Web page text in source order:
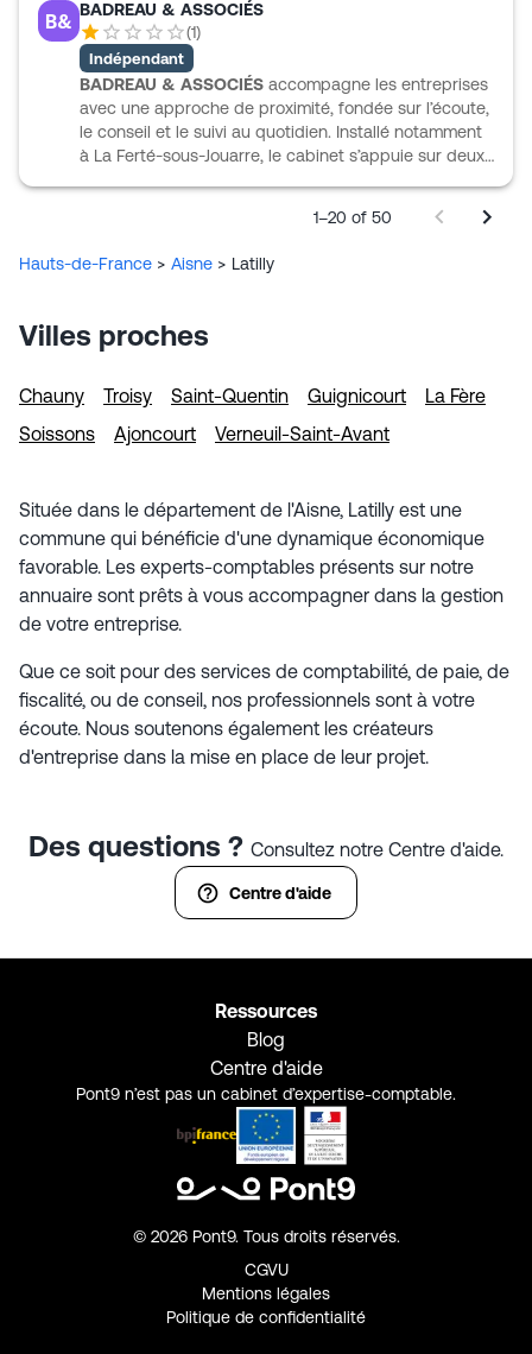
B&
BADREAU & ASSOCIÉS
(1)
Indépendant
BADREAU & ASSOCIÉS accompagne les entreprises
avec une approche de proximité, fondée sur l’écoute,
le conseil et le suivi au quotidien. Installé notamment
à La Ferté-sous-Jouarre, le cabinet s’appuie sur deux
Son activité s’inscrit dans les missions classiques du
concrète et accessible. Le site étant encore en
spécialités ou secteurs suivis ne sont pas encore
présentées, mais l’engagement d’un conseil attentif
clairement affirmé.
1–20 of 50
Hauts-de-France > Aisne > Latilly
Villes proches
Chauny Troisy Saint-Quentin Guignicourt
La Fère
Soissons
Ajoncourt Verneuil-Saint-Avant
Située dans le département de l'Aisne, Latilly est une
commune qui bénéficie d'une dynamique économique
favorable. Les experts-comptables présents sur notre
annuaire sont prêts à vous accompagner dans la gestion
de votre entreprise.
Que ce soit pour des services de comptabilité, de paie, de
fiscalité, ou de conseil, nos professionnels sont à votre
écoute. Nous soutenons également les créateurs
d'entreprise dans la mise en place de leur projet.
Des questions ? Consultez notre Centre d'aide.
Centre d'aide
Ressources
Blog
Centre d'aide
Pont9 n’est pas un cabinet d’expertise-comptable.
© 2026Pont9. Tous droits réservés.
CGVU
Mentions légales
Politique de confidentialité